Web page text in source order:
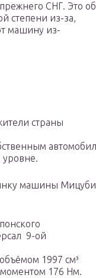
СНГ. Это
степени из-за,
машину из-
страны
уровне.
машины
9-ой
1997 см³
176 Нм.